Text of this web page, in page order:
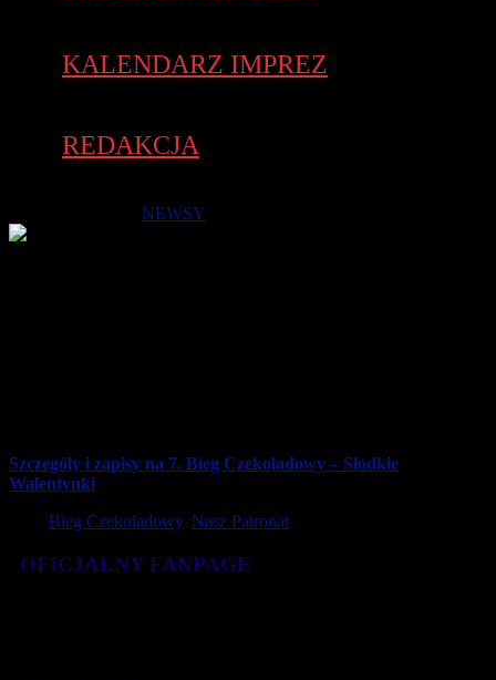
KALENDARZ IMPREZ
REDAKCJA
NEWSY
Szczegóły i zapisy na 7. Bieg Czekoladowy – Słodkie
Walentynki
Bieg Czekoladowy, Nasz Patronat
OFICJALNY FANPAGE